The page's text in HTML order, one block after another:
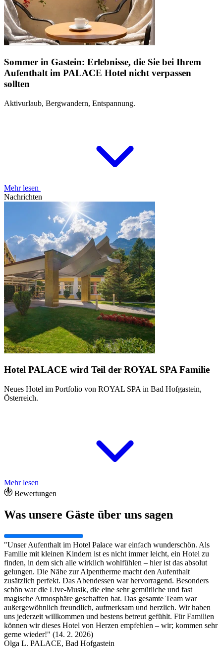
Sommer in Gastein: Erlebnisse, die Sie bei Ihrem
Aufenthalt im PALACE Hotel nicht verpassen
sollten
Aktivurlaub, Bergwandern, Entspannung.
Mehr lesen
Nachrichten
Hotel PALACE wird Teil der ROYAL SPA Familie
Neues Hotel im Portfolio von ROYAL SPA in Bad Hofgastein,
Österreich.
Mehr lesen
Bewertungen
Was unsere Gäste über uns sagen
"Unser Aufenthalt im Hotel Palace war einfach wunderschön. Als
Familie mit kleinen Kindern ist es nicht immer leicht, ein Hotel zu
finden, in dem sich alle wirklich wohlfühlen – hier ist das absolut
gelungen. Die Nähe zur Alpentherme macht den Aufenthalt
zusätzlich perfekt. Das Abendessen war hervorragend. Besonders
schön war die Live-Musik, die eine sehr gemütliche und fast
magische Atmosphäre geschaffen hat. Das gesamte Team war
außergewöhnlich freundlich, aufmerksam und herzlich. Wir haben
uns jederzeit willkommen und bestens betreut gefühlt. Für Familien
können wir dieses Hotel von Herzen empfehlen – wir; kommen sehr
gerne wieder!" (14. 2. 2026)
Olga L. PALACE, Bad Hofgastein